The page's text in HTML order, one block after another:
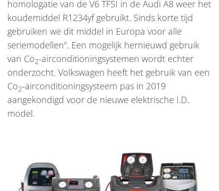
homologatie van de V6 TFSI in de Audi A8 weer het
koudemiddel R1234yf gebruikt. Sinds korte tijd
gebruiken we dit middel in Europa voor alle
seriemodellen". Een mogelijk hernieuwd gebruik
van Co2-airconditioningsystemen wordt echter
onderzocht. Volkswagen heeft het gebruik van een
Co2-airconditioningsysteem pas in 2019
aangekondigd voor de nieuwe elektrische I.D.
model.